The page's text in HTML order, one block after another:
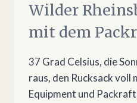
Wilder
mit dem
37 Grad Celsius, die
raus, den Rucksack voll
Equipment und